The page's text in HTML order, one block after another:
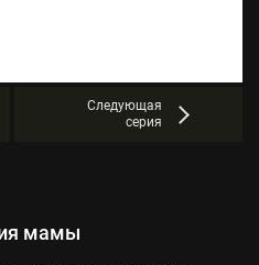
Следующая
серия
мамы